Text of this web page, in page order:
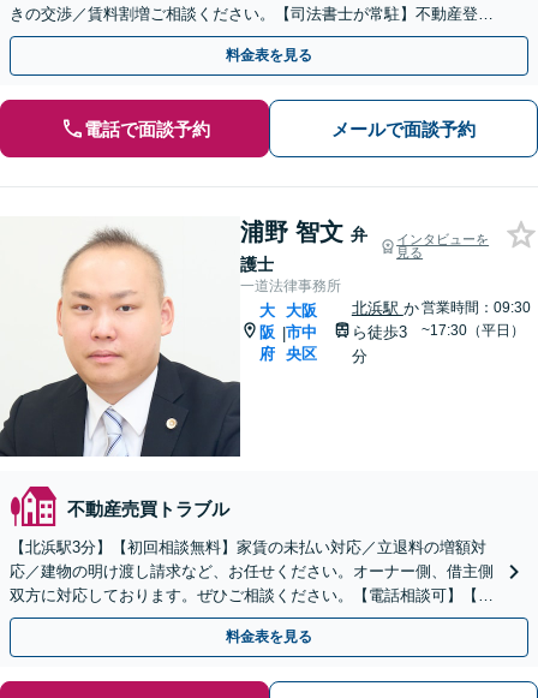
きの交渉／賃料割増ご相談ください。【司法書士が常駐】不動産登
記、農業法人設立、農地法上の許可手続きを代行します。
料金表を見る
電話で面談予約 メールで面談予約
浦野 智文 弁
護士
インタビューを
見る
一道法律事務所
大
阪
府
|
大阪
市中
央区
北浜駅 か
ら徒歩3
分
営業時間：09:30
~17:30（平日）
不動産売買トラブル
【北浜駅3分】【初回相談無料】家賃の未払い対応／立退料の増額対
応／建物の明け渡し請求など、お任せください。オーナー側、借主側
双方に対応しております。ぜひご相談ください。【電話相談可】【メ
ール相談可】【ビデオ相談可】
料金表を見る